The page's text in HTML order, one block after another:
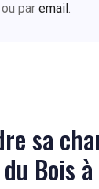
ou par email .
sa
Bois